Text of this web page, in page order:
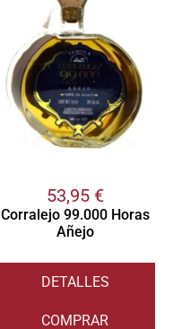
53,95 €
Corralejo 99.000 Horas
Añejo
DETALLES
COMPRAR